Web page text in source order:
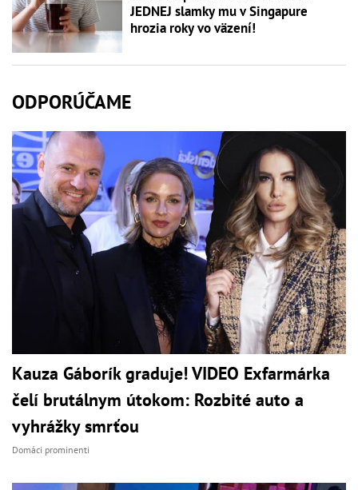
JEDNEJ slamky mu v Singapure
hrozia roky vo väzení!
ODPORÚČAME
Kauza Gáborík graduje! VIDEO Exfarmárka
čelí brutálnym útokom: Rozbité auto a
vyhrážky smrťou
Domáci prominenti